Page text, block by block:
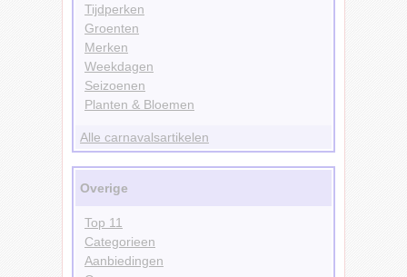
Tijdperken
Groenten
Merken
Weekdagen
Seizoenen
Planten & Bloemen
Alle carnavalsartikelen
Overige
Top 11
Categorieen
Aanbiedingen